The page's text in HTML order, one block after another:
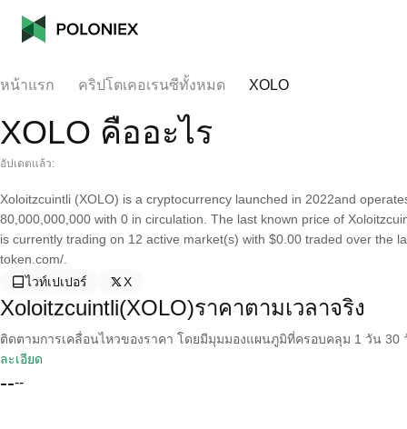
หน้าแรก คริปโตเคอเรนซีทั้งหมด XOLO
XOLO คืออะไร
อัปเดตแล้ว:
Xoloitzcuintli (XOLO) is a cryptocurrency launched in 2022and
80,000,000,000 with 0 in circulation. The last known price of
is currently trading on 12 active market(s) with $0.00 traded over the
token.com/.
ไวท์เปเปอร์
X
Xoloitzcuintli(XOLO)ราคาตามเวลาจริง
ติดตามการเคลื่อนไหวของราคา โดยมีมุมมองแผนภูมิที่ครอบคลุม 1 วัน 30
ละเอียด
----